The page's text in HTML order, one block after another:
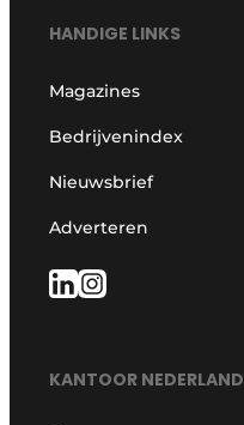
HANDIGE LINKS
Magazines
Bedrijvenindex
Nieuwsbrief
Adverteren
KANTOOR NEDERLAND